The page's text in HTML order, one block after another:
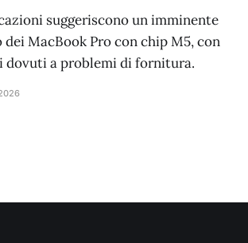
suggeriscono un imminente
MacBook Pro con chip M5, con
a problemi di fornitura.